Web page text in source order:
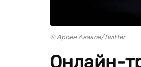
© Арсен Аваков/Twitter
Онлайн-